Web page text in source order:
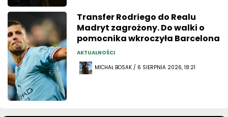
Transfer Rodriego do Realu
Madryt zagrożony. Do walki o
pomocnika wkroczyła Barcelona
AKTUALNOŚCI
MICHAŁ BOSAK / 6 SIERPNIA 2026, 18:21